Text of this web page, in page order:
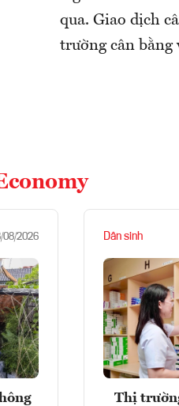
qua. Giao dịch
trường cân bằng
08/2026 Dân sinh
Thị